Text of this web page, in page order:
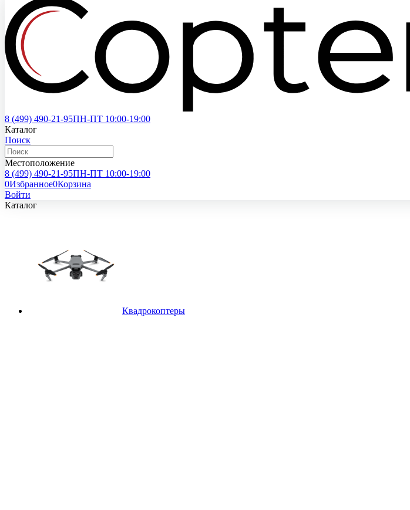
8 (499) 490-21-95ПН-ПТ 10:00-19:00
Каталог
Поиск
Местоположение
8 (499) 490-21-95ПН-ПТ 10:00-19:00
0Избранное0Корзина
Войти
Каталог
Квадрокоптеры